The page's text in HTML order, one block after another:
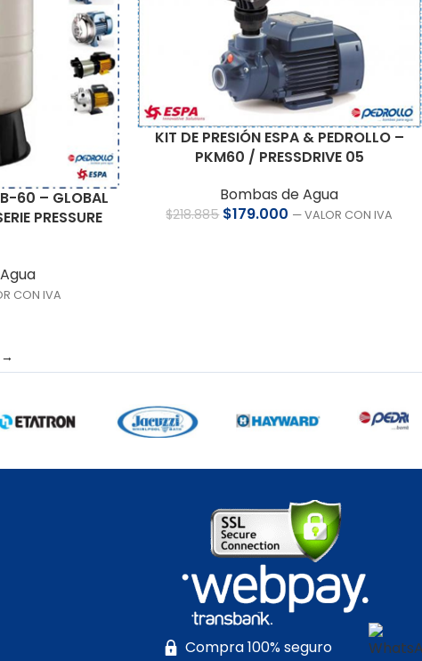
60 – GLOBAL
PRESSURE
CON IVA
KIT DE PRESIÓN ESPA & PEDROLLO –
PKM60 / PRESSDRIVE 05
Bombas de Agua
$218.885 $179.000 — VALOR CON IVA
→
Compra 100% seguro